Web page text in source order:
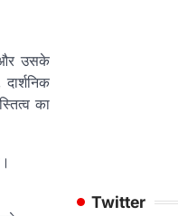
और उसके
का
Twitter